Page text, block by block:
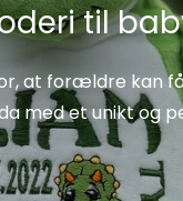
til
at forældre kan
med et unikt og